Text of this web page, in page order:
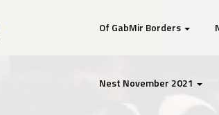
Of GabMir Borders
Nest November 2021